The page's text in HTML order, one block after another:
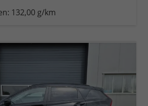
132,00 g/km